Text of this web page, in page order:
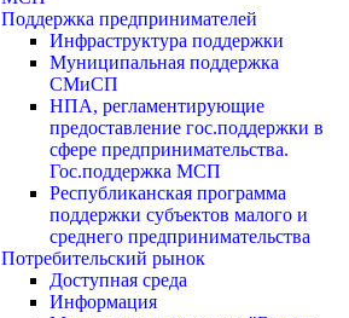
Поддержка предпринимателей
Инфраструктура поддержки
Муниципальная поддержка
СМиСП
НПА, регламентирующие
предоставление гос.поддержки в
сфере предпринимательства.
Гос.поддержка МСП
Республиканская программа
поддержки субъектов малого и
среднего предпринимательства
Потребительский рынок
Доступная среда
Информация